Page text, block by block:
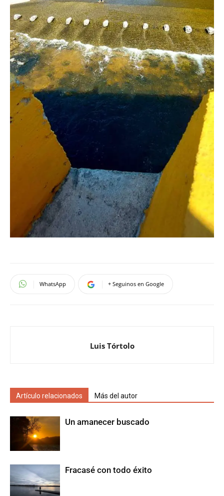
WhatsApp + Seguinos en Google
Luis Tórtolo
Artículo relacionados Más del autor
Un amanecer buscado
Fracasé con todo éxito